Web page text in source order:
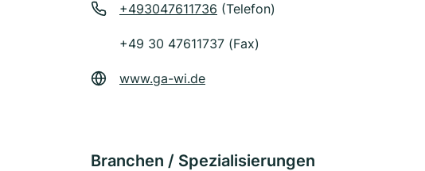
+493047611736 (Telefon)
+49 30 47611737 (Fax)
www.ga-wi.de
Branchen / Spezialisierungen